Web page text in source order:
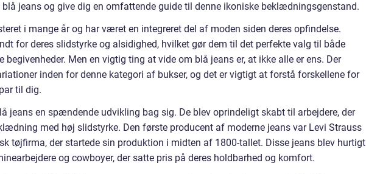
jeans og give dig en omfattende guide til denne ikoniske beklædningsgenstand.
i mange år og har været en integreret del af moden siden deres opfindelse.
for deres slidstyrke og alsidighed, hvilket gør dem til det perfekte valg til både
begivenheder. Men en vigtig ting at vide om blå jeans er, at ikke alle er ens. Der
inden for denne kategori af bukser, og det er vigtigt at forstå forskellene for
til dig.
jeans en spændende udvikling bag sig. De blev oprindeligt skabt til arbejdere, der
med høj slidstyrke. Den første producent af moderne jeans var Levi Strauss
tøjfirma, der startede sin produktion i midten af 1800-tallet. Disse jeans blev hurtigt
og cowboyer, der satte pris på deres holdbarhed og komfort.